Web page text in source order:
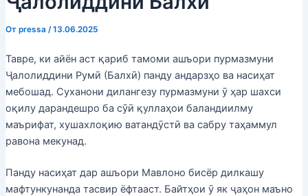
От pressa /13.06.2025
Тавре, ки айён аст қариб тамоми ашъори пурмазмуни
Ҷалолиддини Румӣ (Балхӣ) панду андарзҳо ва насиҳат
мебошад. Суханони дилангезу пурмазмуни ӯ ҳар шахси
оқилу дарандешро ба сӯӣ қуллаҳои баландиилму
маърифат, хушахлоқию ватандӯстӣ ва сабру таҳаммул
равона мекунад.
Панду насиҳат дар ашъори Мавлоно бисёр дилкашу
мафтункунанда тасвир ёфтааст. Байтҳои ӯ як ҷаҳон маъно